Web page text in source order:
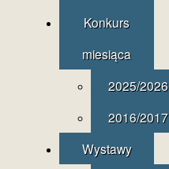
Konkurs
miesiąca
2025/2026
2016/2017
Wystawy